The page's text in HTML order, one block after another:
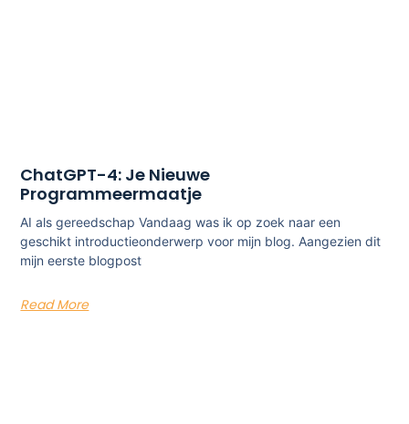
ChatGPT-4: Je Nieuwe
Programmeermaatje
AI als gereedschap Vandaag was ik op zoek naar een
geschikt introductieonderwerp voor mijn blog. Aangezien dit
mijn eerste blogpost
Read More